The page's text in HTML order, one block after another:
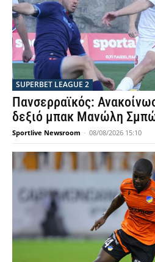
SUPERBET LEAGUE 2
Πανσερραϊκός:
δεξιό μπακ Μανώλη
Sportlive Newsroom - 08/08/2026 15:10